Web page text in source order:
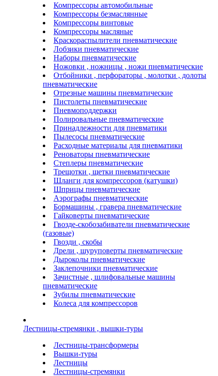
Компрессоры автомобильные
Компрессоры безмаслянные
Компрессоры винтовые
Компрессоры масляные
Краскораспылители пневматические
Лобзики пневматические
Наборы пневматические
Ножовки , ножницы , ножи пневматические
Отбойники , перфораторы , молотки , долоты
пневматические
Отрезные машины пневматические
Пистолеты пневматические
Пневмоподдержки
Полировальные пневматические
Принадлежности для пневматики
Пылесосы пневматические
Расходные материалы для пневматики
Реноваторы пневматические
Степлеры пневматические
Трещотки , щетки пневматические
Шланги для компрессоров (катушки)
Шприцы пневматические
Аэрографы пневматические
Бормашины , гравера пневматические
Гайковерты пневматические
Гвозде-скобозабиватели пневматические
(газовые)
Гвозди , скобы
Дрели , шуруповерты пневматические
Дыроколы пневматические
Заклепочники пневматические
Зачистные , шлифовальные машины
пневматические
Зубилы пневматические
Колеса для компрессоров
Лестницы-стремянки , вышки-туры
Лестницы-трансформеры
Вышки-туры
Лестницы
Лестницы-стремянки